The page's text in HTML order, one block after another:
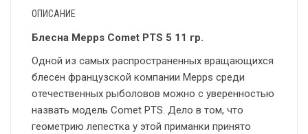
ОПИСАНИЕ
Блесна Mepps Comet PTS 5 11 гр.
Одной из самых распространенных вращающихся
блесен французской компании Mepps среди
отечественных рыболовов можно с уверенностью
назвать модель Comet PTS. Дело в том, что
геометрию лепестка у этой приманки принято